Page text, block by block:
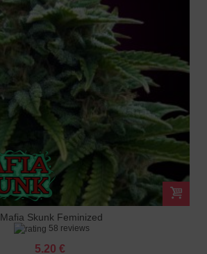
Mafia Skunk Feminized
58 reviews
5.20 €